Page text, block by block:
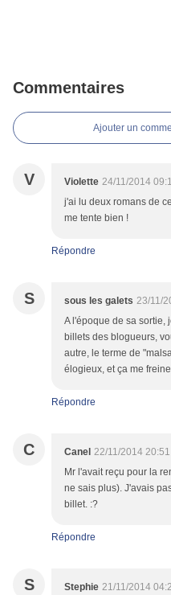
Commentaires
Ajouter un
V Violette 24/11/2014
j'ai lu deux romans de
me tente bien !
Répondre
S sous les galets 23/11/
A l'époque de sa sortie,
billets des blogueurs,
autre, le terme de
élogieux, et ça me
Répondre
C Canel 22/11/2014 20:51
Mr l'avait reçu pour la
ne sais plus). J'avais
billet. :?
Répondre
S Stephie 21/11/2014